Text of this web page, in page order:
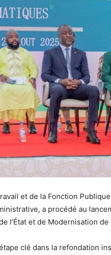
et de la Fonction
a procédé au
l’État et de Modernisation de
clé dans la refondation